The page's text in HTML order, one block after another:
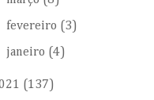
fevereiro (3)
janeiro (4)
(137)